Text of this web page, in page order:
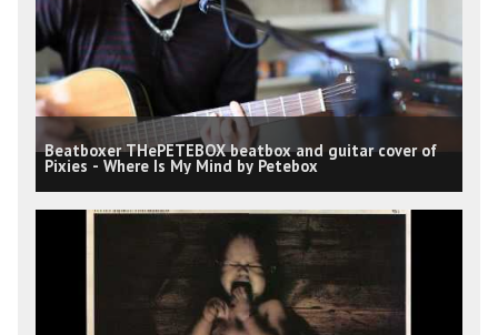
Beatboxer THePETEBOX beatbox and guitar cover of
Pixies - Where Is My Mind by Petebox